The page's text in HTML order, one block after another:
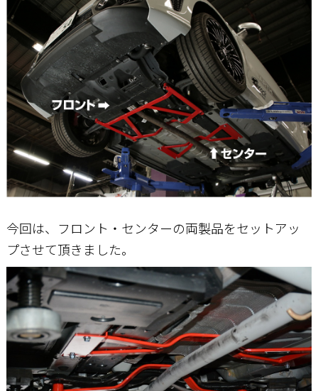
今回は、フロント・センターの両製品をセットアッ
プさせて頂きました。